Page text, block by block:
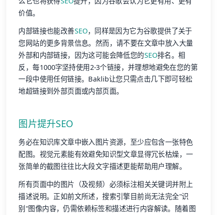
价值。
内部链接也能改善SEO，同样是因为它为谷歌提供了关于
您网站的更多背景信息。然而，请不要在文章中放入大量
外部和内部链接，因为这可能会降低您的SEO排名。相
反，每1000字坚持使用2-3个链接，并理想地避免在您的第
一段中使用任何链接。Baklib让您只需点击几下即可轻松
地超链接到外部页面或内部页面。
图片提升SEO
务必在知识库文章中嵌入图片资源，至少应包含一张特色
配图。视觉元素能有效避免知识型文章显得冗长枯燥，一
张简单的截图往往比大段文字描述更能帮助用户理解。
所有页面中的图片（及视频）必须标注相关关键词并附上
描述说明。正如前文所述，搜索引擎目前尚无法完全"识
别"图像内容，仍需依赖标签和描述进行内容解读。随着图